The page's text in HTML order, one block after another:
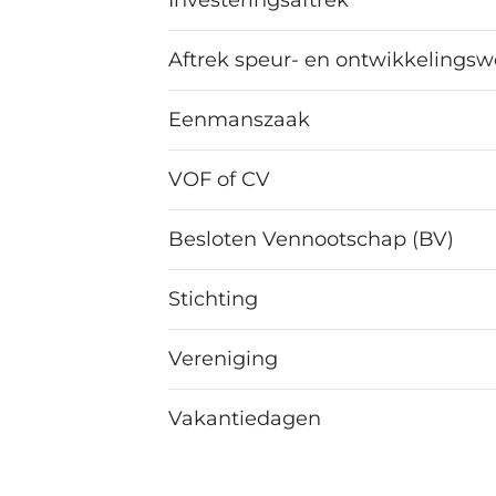
Aftrek speur- en
Eenmanszaak
VOF of CV
Besloten Vennootschap (BV)
Stichting
Vereniging
Vakantiedagen